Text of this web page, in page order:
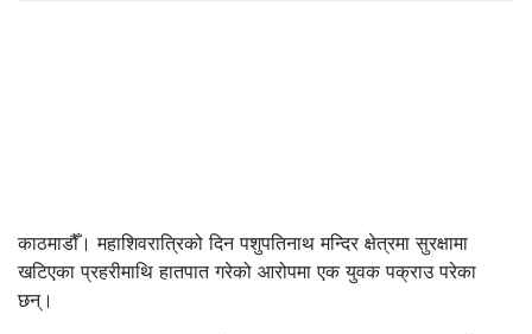
काठमाडौँ। महाशिवरात्रिको दिन पशुपतिनाथ मन्दिर क्षेत्रमा सुरक्षामा
खटिएका प्रहरीमाथि हातपात गरेको आरोपमा एक युवक पक्राउ परेका
छन्।